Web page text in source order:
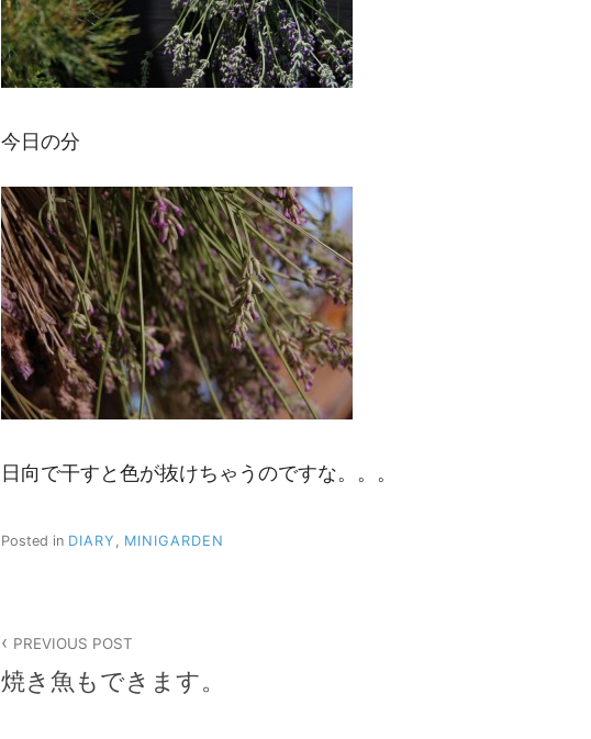
今日の分
日向で干すと色が抜けちゃうのですな。。。
Posted in DIARY , MINIGARDEN
稿
PREVIOUS POST
焼き魚もできます。